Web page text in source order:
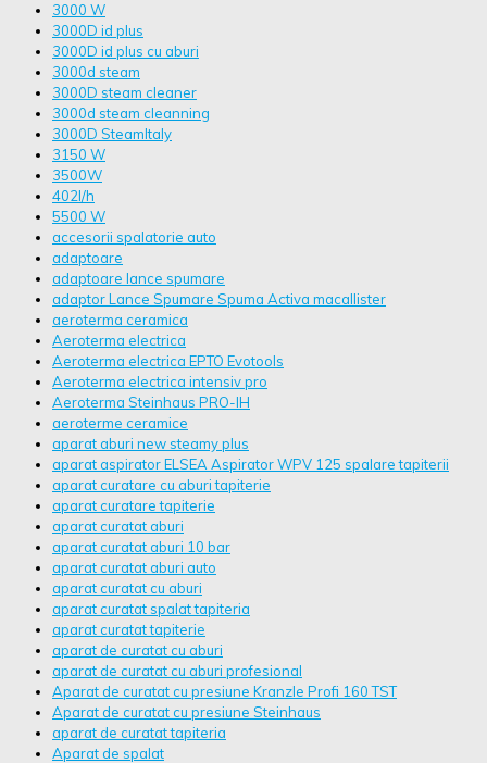
3000 W
3000D id plus
3000D id plus cu aburi
3000d steam
3000D steam cleaner
3000d steam cleanning
3000D SteamItaly
3150 W
3500W
402l/h
5500 W
accesorii spalatorie auto
adaptoare
adaptoare lance spumare
adaptor Lance Spumare Spuma Activa macallister
aeroterma ceramica
Aeroterma electrica
Aeroterma electrica EPTO Evotools
Aeroterma electrica intensiv pro
Aeroterma Steinhaus PRO-IH
aeroterme ceramice
aparat aburi new steamy plus
aparat aspirator ELSEA Aspirator WPV 125 spalare tapiterii
aparat curatare cu aburi tapiterie
aparat curatare tapiterie
aparat curatat aburi
aparat curatat aburi 10 bar
aparat curatat aburi auto
aparat curatat cu aburi
aparat curatat spalat tapiteria
aparat curatat tapiterie
aparat de curatat cu aburi
aparat de curatat cu aburi profesional
Aparat de curatat cu presiune Kranzle Profi 160 TST
Aparat de curatat cu presiune Steinhaus
aparat de curatat tapiteria
Aparat de spalat